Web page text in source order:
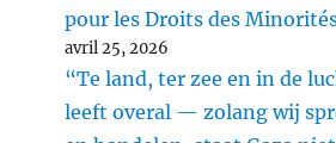
pour les Droits des
avril 25, 2026
“Te land, ter zee en in de
leeft overal — zolang wij